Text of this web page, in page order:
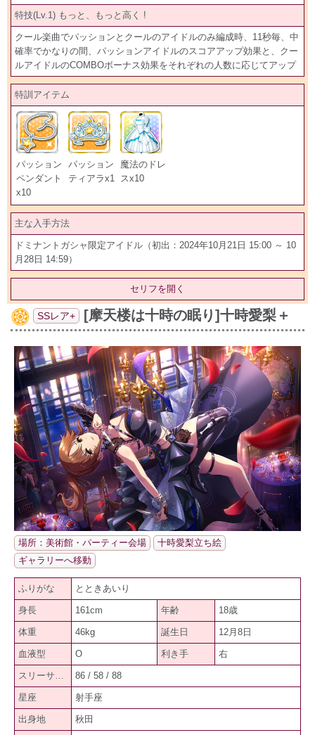
特技(Lv.1) もっと、もっと高く !
クール楽曲でパッションとクールのアイドルのみ編成時、11秒毎、中
確率でかなりの間、パッションアイドルのスコアアップ効果と、クー
ルアイドルのCOMBOボーナス効果をそれぞれの人数に応じてアップ
特訓アイテム
パッション
ペンダント
x10
パッション
ティアラx1
魔法のドレ
スx10
主な入手方法
ドミナントガシャ限定アイドル（初出：2024年10月21日 15:00 ～ 10
月28日 14:59）
セリフを開く
SSレア+ [摩天楼は十時の眠り]十時愛梨＋
場所：美術館・パーティー会場
十時愛梨立ち絵
ギャラリーへ移動
ふりがな とときあいり
身長 161cm 年齢 18歳
体重 46kg 誕生日 12月8日
血液型 O 利き手 右
スリーサイズ 86 / 58 / 88
星座 射手座
出身地 秋田